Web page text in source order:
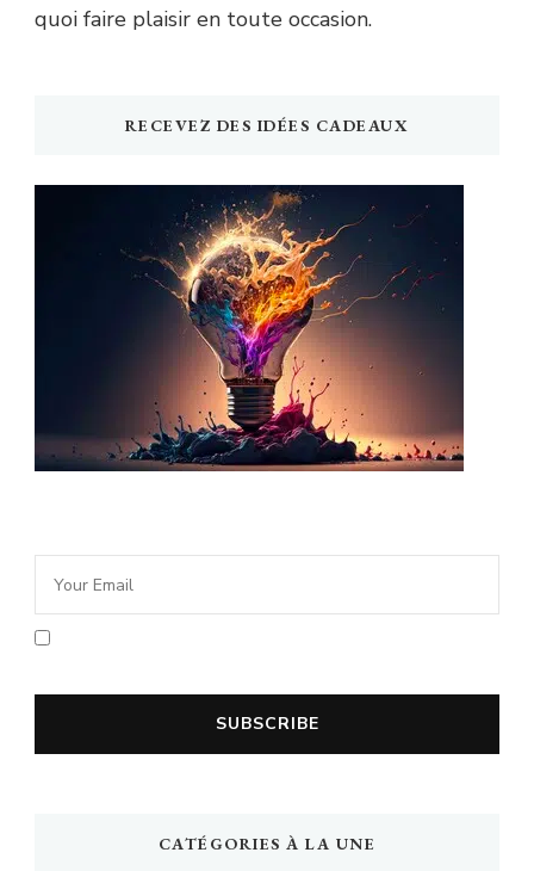
quoi faire plaisir en toute occasion.
RECEVEZ DES IDÉES CADEAUX
CATÉGORIES À LA UNE